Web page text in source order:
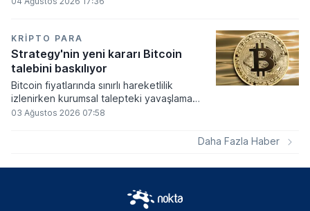
elde edilen dijital paraların belirli şartlar
altında dolaşımına ve menkul kıymet
alımlarında kullanılmasına olanak sağlanıyor.
KRIPTO PARA
Strategy'nin yeni kararı Bitcoin
talebini baskılıyor
Bitcoin fiyatlarında sınırlı hareketlilik
izlenirken kurumsal talepteki yavaşlama
piyasa dinamiklerini etkiliyor. ABD Merkez
03 Ağustos 2026 07:58
Daha Fazla Haber